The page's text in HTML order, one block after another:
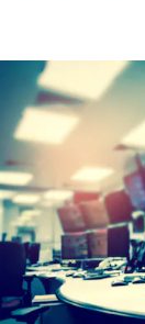
Editorial
Pregunta de hoy
Blogs
Tendencias
Lujo
Viajes